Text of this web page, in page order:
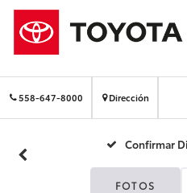
558-647-8000 Dirección
Confirmar
FOTOS
Por